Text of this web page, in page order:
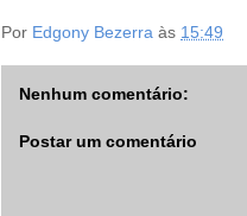
Por Edgony Bezerra às 15:49
Nenhum comentário:
Postar um comentário